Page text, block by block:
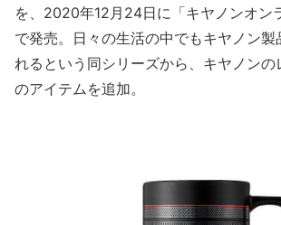
を、2020年12月24日に「キヤノンオン
で発売。日々の生活の中でもキヤノン製
れるという同シリーズから、キヤノンの
のアイテムを追加。